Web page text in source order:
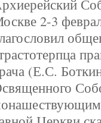
2-3
(Е.С.